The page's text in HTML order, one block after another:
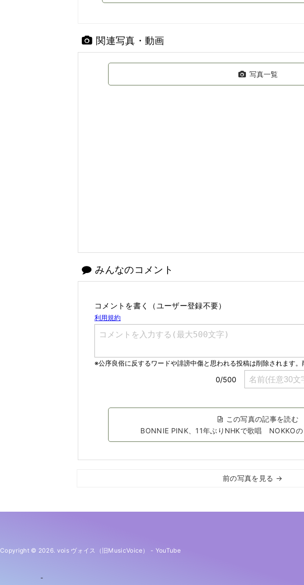
関連写真・動画
写真一覧
みんなのコメント
コメントを書く（ユーザー登録不要）
この写真の記事を読む
BONNIE PINK、11年ぶりNHKで歌唱 NOKKO
前の写真を見る →
Copyright © 2026. vois ヴォイス（旧MusicVoice） - YouTube
-